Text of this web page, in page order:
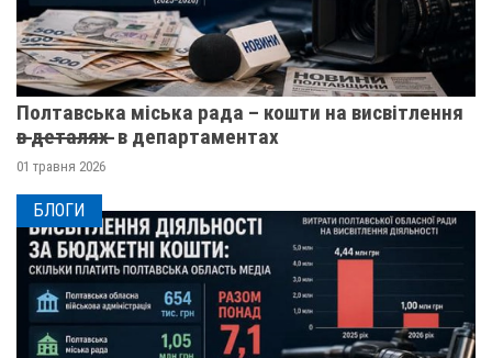
Полтавська міська рада – кошти на висвітлення
в̶ ̶д̶е̶т̶а̶л̶я̶х̶ ̶ в департаментах
01 травня 2026
БЛОГИ